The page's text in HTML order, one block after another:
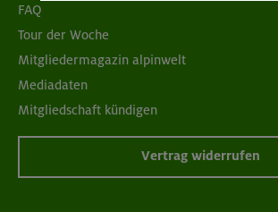
FAQ
Tour der Woche
Mitgliedermagazin alpinwelt
Mediadaten
Mitgliedschaft kündigen
Vertrag widerrufen